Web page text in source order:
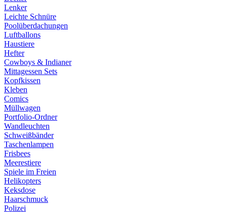
Lenker
Leichte Schnüre
Poolüberdachungen
Luftballons
Haustiere
Hefter
Cowboys & Indianer
Mittagessen Sets
Kopfkissen
Kleben
Comics
Müllwagen
Portfolio-Ordner
Wandleuchten
Schweißbänder
Taschenlampen
Frisbees
Meerestiere
Spiele im Freien
Helikopters
Keksdose
Haarschmuck
Polizei